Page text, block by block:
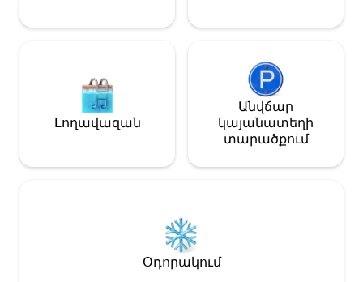
մաքրվում է շաբաթը մեկ անգամ։ 1
հարմարություն։
խաղաղություն
կատարյալ
Լողավազան
Անվճար
կայանատեղի
տարածքում
Օդորակում